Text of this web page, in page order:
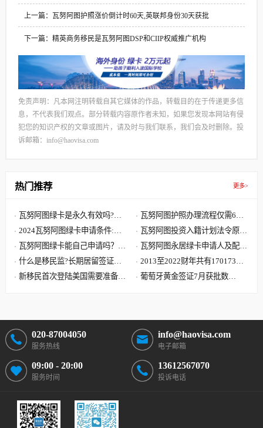
上一篇：瓦努阿图护照涨价倒计时60天,英联邦身份30天获批
下一篇：精英商务移民是瓦努阿图DSP和CIIP权威推广机构
免责声明：凡本网注明转载自其它媒体的作品，转载目的在于传递更多信
息，不代表我们观点。部分转载内容原作者未知，如果您发现本网站有侵
犯您的知识产权的文章或图片，请及时与我们联系，我们会及时删除。投
诉邮箱：info@haovisa.com
热门推荐 更多>
瓦努阿图绿卡是永久有效吗?瓦
努阿图绿卡有效期是多久?
瓦努阿图护照办理流程仅需6步,
快至30天获批 60天收到原件
2024瓦努阿图绿卡申请条件:单
人8000美元 7天获批三周拿卡
瓦努阿图投资入籍计划法令原文
解读,主申请人捐献8万美元起
瓦努阿图绿卡能自己申请吗？答
案可能要让您失望了
瓦努阿图永居绿卡申请人及配偶
子女需要提供资料最全清单
什么是移民监?长期居留签证和
永久居留签证有什么区别?
2013至2022财年共有170173位
中国大陆申请人移民美国
新移民首次登陆美国需要准备哪
葡萄牙黄金签证7月获批数
020-87004050
服务热线
info@haovisa.com
电子邮箱
09:00 - 20:00
服务时间
13612567070
投诉电话